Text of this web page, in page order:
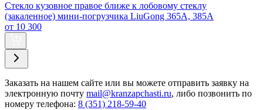
Стекло кузовное правое ближе к лобовому стеклу
(закаленное) мини-погрузчика LiuGong 365А, 385А
от 10 300
Заказать на нашем сайте или вы можете отправить заявку на
электронную почту mail@kranzapchasti.ru, либо позвонить по
номеру телефона: 8 (351) 218-59-40